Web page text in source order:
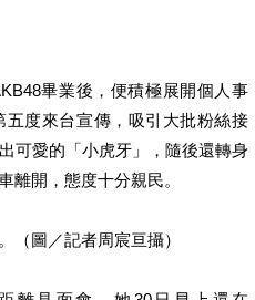
畢業後，便積極展開個人事
度來台宣傳，吸引大批粉絲接
可愛的「小虎牙」，隨後還轉身
離開，態度十分親民。
（圖／記者周宸亘攝）